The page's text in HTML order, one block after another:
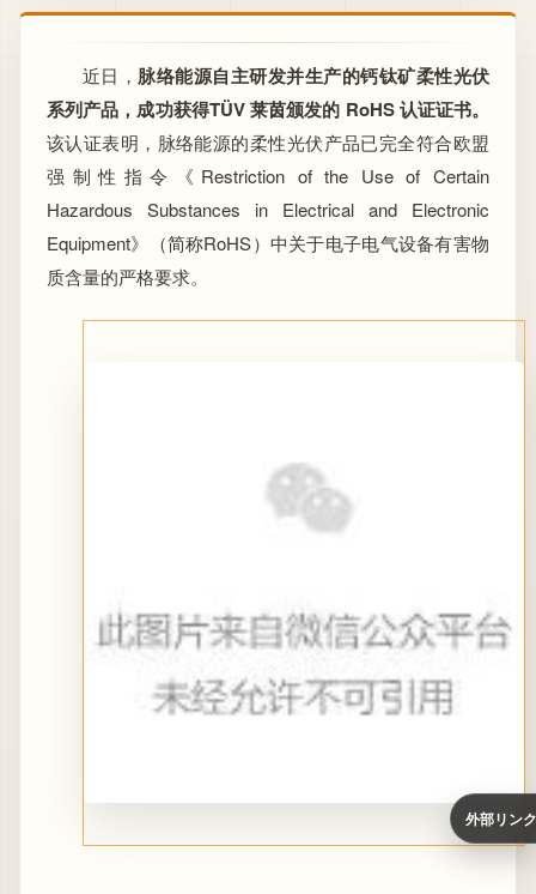
近日， 脉络能源自主研发并生产的钙钛矿柔性光伏
系列产品，成功获得TÜV 莱茵颁发的 RoHS 认证证书。
该认证表明，脉络能源的柔性光伏产品已完全符合欧盟
强制性指令《Restriction of the Use of Certain
Hazardous Substances in Electrical and Electronic
Equipment》（简称RoHS）中关于电子电气设备有害物
质含量的严格要求。
外部リンク